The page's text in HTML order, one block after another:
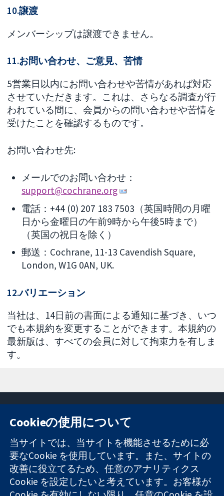
10.譲渡
メンバーシップは譲渡できません。
11.お問い合わせ、ご意見、苦情
5営業日以内にお問い合わせや苦情があれば対応
させていただきます。これは、さらなる調査が行
われている間に、会員からの問い合わせや苦情を
受けたことを確認するものです。
お問い合わせ先:
メールでのお問い合わせ：
support@cochrane.org
電話：+44 (0) 207 183 7503（英国時間の月曜
日から金曜日の午前9時から午後5時まで）
（英国の祝日を除く）
郵送：Cochrane, 11-13 Cavendish Square,
London, W1G 0AN, UK.
12.バリエーション
当社は、14日前の書面による通知に基づき、いつ
でも本規約を変更することができます。本規約の
最新版は、すべての会員に対して拘束力を有しま
す。
信頼できるエビ
デンスと
情報に基づく意
思決定により
11-13 Cavendish
Square
London
W1G 0AN
United Kingdom
お問い合わせ
ニュース
広報
コクランにつ
いて
採用
Cookieの使用について
当サイトでは、当サイトを機能させるために必
要なCookie を使用しています。また、サイトの
改善に役立てるため、任意のアナリティクス
Cookie を設定したいと考えています。お客様が